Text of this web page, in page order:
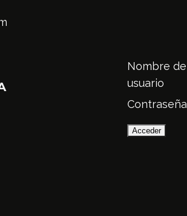
Nombre de
usuario
Contraseña